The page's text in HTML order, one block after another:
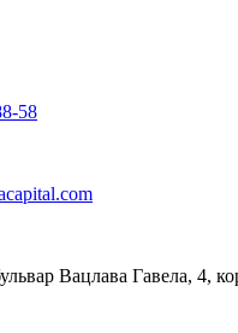
58
Вацлава Гавела, 4,